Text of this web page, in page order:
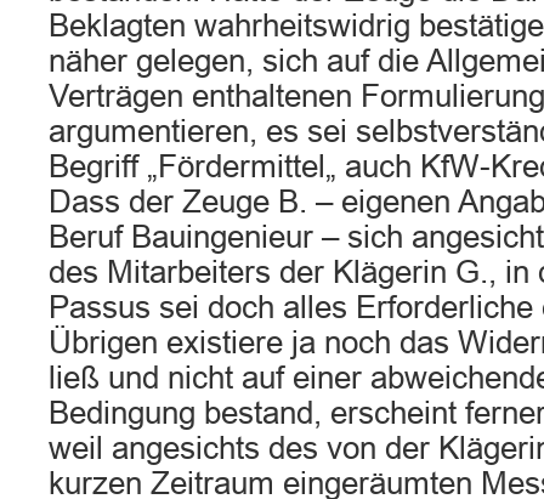
Beklagten wahrheitswidrig
näher gelegen, sich auf die
Verträgen enthaltenen
argumentieren, es sei
Begriff „Fördermittel„ auch KfW-
Dass der Zeuge B. – eigenen
Beruf Bauingenieur – sich
des Mitarbeiters der Klägerin G., in
Passus sei doch alles
Übrigen existiere ja noch das
ließ und nicht auf einer
Bedingung bestand, erscheint
weil angesichts des von der
kurzen Zeitraum eingeräumten